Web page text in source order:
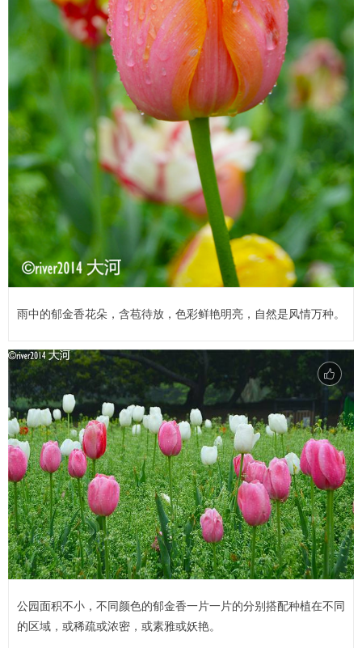
雨中的郁金香花朵，含苞待放，色彩鲜艳明亮，自然是风情万种。
公园面积不小，不同颜色的郁金香一片一片的分别搭配种植在不同
的区域，或稀疏或浓密，或素雅或妖艳。